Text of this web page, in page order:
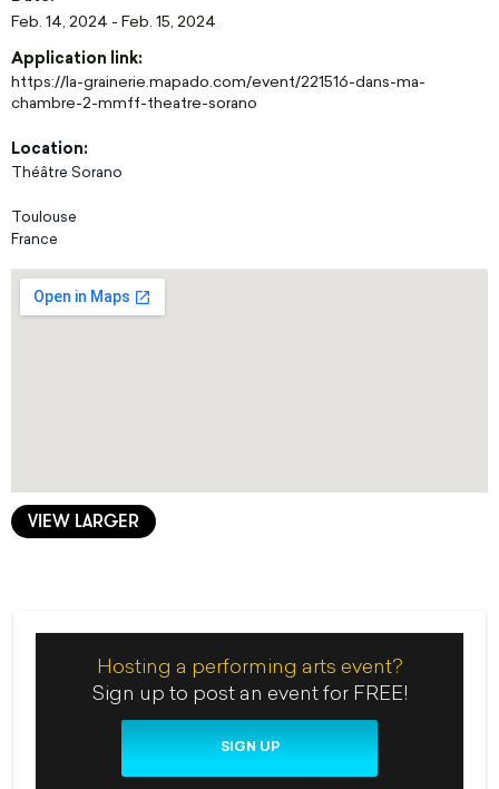
Feb. 14, 2024 - Feb. 15, 2024
Application link:
https://la-grainerie.mapado.com/event/221516-dans-ma-
chambre-2-mmff-theatre-sorano
Location:
Théâtre Sorano
Toulouse
France
VIEW LARGER
Hosting a performing arts event?
Sign up to post an event for FREE!
SIGN UP